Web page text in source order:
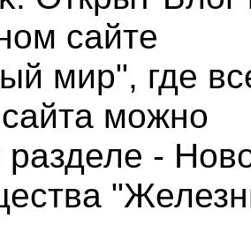
сайте
мир", где
можно
разделе -